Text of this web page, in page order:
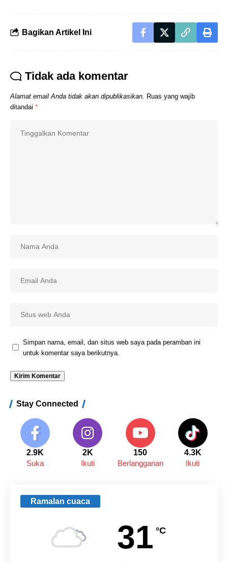
Bagikan Artikel Ini
Tidak ada komentar
Alamat email Anda tidak akan dipublikasikan. Ruas yang wajib
ditandai *
Simpan nama, email, dan situs web saya pada peramban ini
untuk komentar saya berikutnya.
Stay Connected
2.9K
Suka
2K
Ikuti
150
Berlangganan
4.3K
Ikuti
Ramalan cuaca
31 °C